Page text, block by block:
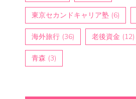
東京セカンドキャリア塾 (6)
海外旅行 (36) 老後資金 (12)
青森 (3)